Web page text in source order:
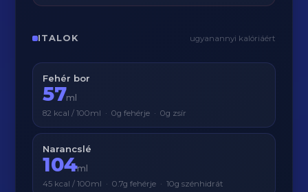
ITALOK ugyanannyi kalóriáért
Fehér bor
57ml
82 kcal / 100ml · 0g fehérje · 0g zsír
Narancslé
104ml
45 kcal / 100ml · 0.7g fehérje · 10g szénhidrát